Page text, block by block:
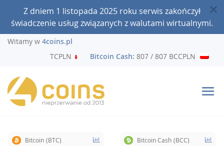
Z dniem 1 listopada 2025 roku serwis zakończył
świadczenie usług związanych z walutami wirtualnymi.
Witamy w 4coins.pl
/ 241 741 BTCPLN
Bitcoin Cash:807 / 807 BCCPLN
Bitcoin (BTC)
Bitcoin Cash (BCC)